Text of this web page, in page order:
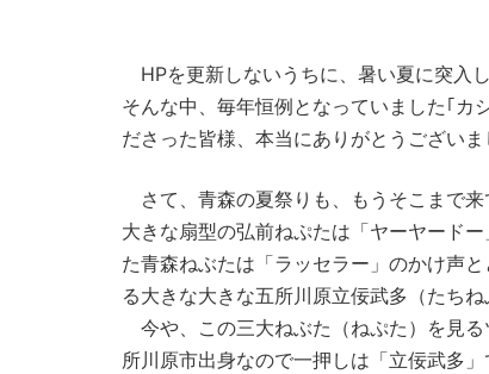
HPを更新しないうちに、暑い夏に突入
そんな中、毎年恒例となっていました｢カ
ださった皆様、本当にありがとうござい
さて、青森の夏祭りも、もうそこまで来
大きな扇型の弘前ねぷたは「ヤーヤード
た青森ねぶたは「ラッセラー」のかけ声
る大きな大きな五所川原立佞武多（たち
今や、この三大ねぶた（ねぷた）を見
所川原市出身なので一押しは「立佞武多